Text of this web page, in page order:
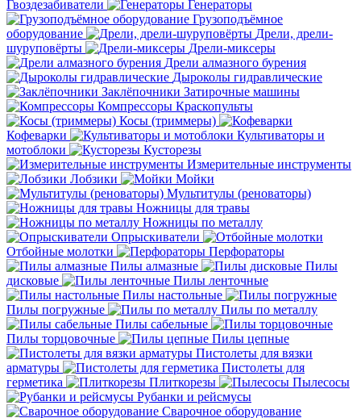
Гвоздезабиватели
Генераторы
Грузоподъёмное
оборудование
Дрели, дрели-
шуруповёрты
Дрели-миксеры
Дрели алмазного бурения
Дыроколы гидравлические
Заклёпочники Затирочные машины
Компрессоры Краскопульты
Косы (триммеры)
Кофеварки
Культиваторы и
мотоблоки
Кусторезы
Измерительные инструменты
Лобзики
Мойки
Мультитулы (реноваторы)
Ножницы для травы
Ножницы по металлу
Опрыскиватели
Отбойные молотки
Перфораторы
Пилы алмазные
Пилы
дисковые
Пилы ленточные
Пилы настольные
Пилы погружные
Пилы по металлу
Пилы сабельные
Пилы торцовочные
Пилы цепные
Пистолеты для вязки
арматуры
Пистолеты для
герметика
Плиткорезы
Пылесосы
Рубанки и рейсмусы
Сварочное оборудование